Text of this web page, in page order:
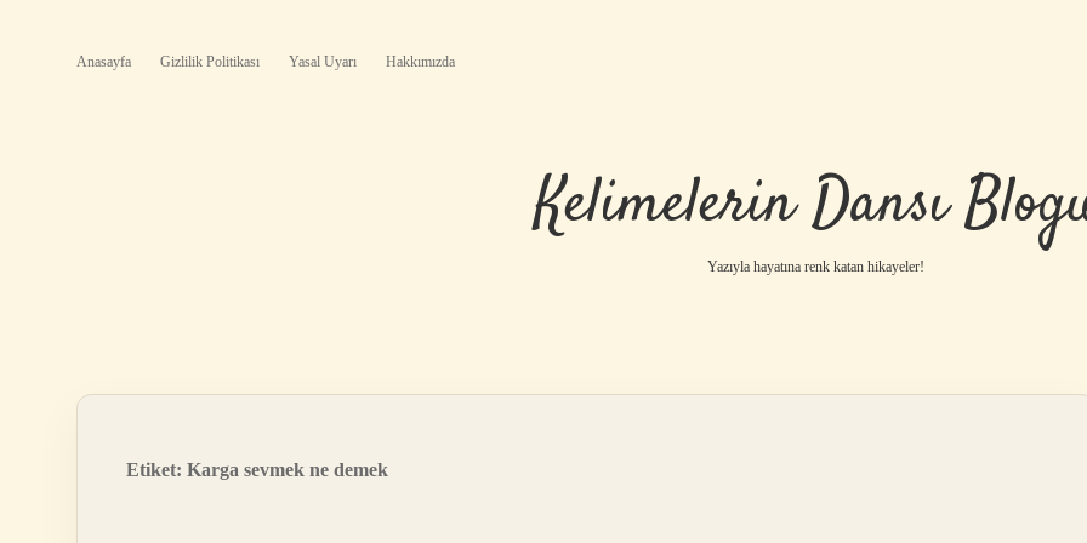
Anasayfa Gizlilik Politikası Yasal Uyarı Hakkımızda
Kelimelerin Dansı
Yazıyla hayatına renk katan hikayeler!
Etiket: Karga sevmek ne demek